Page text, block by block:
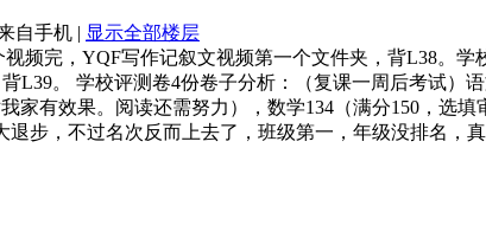
自手机 | 显示全部楼层
频完，YQF写作记叙文视频第一个文件夹，背L38。
L39。 学校评测卷4份卷子分析：（复课一周后考试）
家有效果。阅读还需努力），数学134（满分150，选
步，不过名次反而上去了，班级第一，年级没排名，